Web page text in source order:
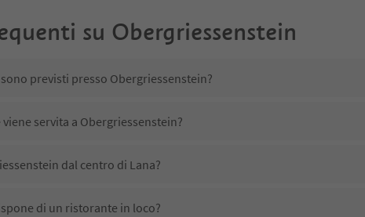
su Obergriessenstein
previsti presso Obergriessenstein?
servita a Obergriessenstein?
dal centro di Lana?
di un ristorante in loco?